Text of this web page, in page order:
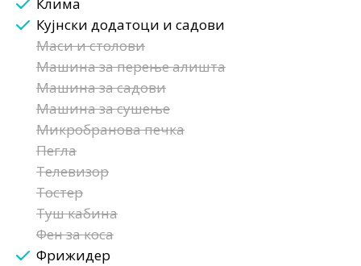
Клима
Кујнски додатоци и садови
Маси и столови
Машина за перење алишта
Машина за садови
Машина за сушење
Микробранова печка
Пегла
Телевизор
Тостер
Туш кабина
Фен за коса
Фрижидер